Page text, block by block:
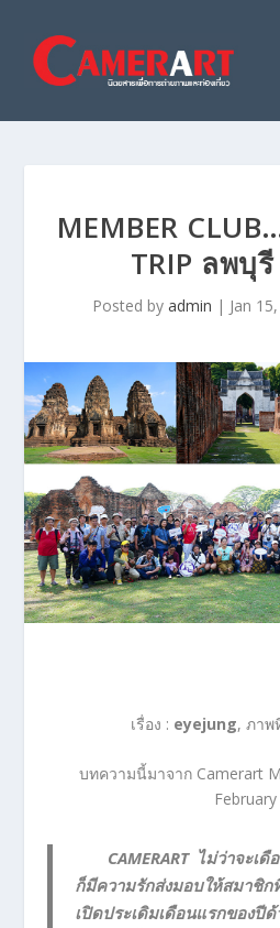
MEMBER
TRIP ลพบุ
Posted by admin | Jan
เรื่อง : eyejung, ภาพ
บทความนี้มาจาก Camerart
February
CAMERART ไม่ว่าจะเ
ก็มีความรักส่งมอบให้สมาชิก
เปิดประเดิมเดือนแรกของ